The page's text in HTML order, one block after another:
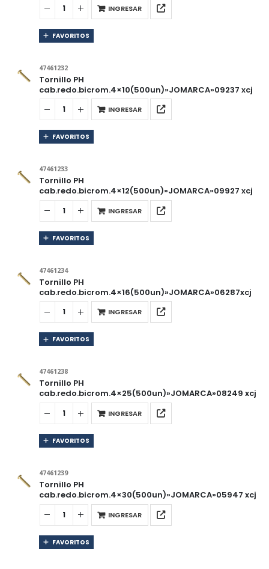
INGRESAR
FAVORITOS
47461232
Tornillo PH
cab.redo.bicrom.4×10(500un)»JOMARCA»09237 xcj
INGRESAR
FAVORITOS
47461233
Tornillo PH
cab.redo.bicrom.4×12(500un)»JOMARCA»09927 xcj
INGRESAR
FAVORITOS
47461234
Tornillo PH
cab.redo.bicrom.4×16(500un)»JOMARCA»06287xcj
INGRESAR
FAVORITOS
47461238
Tornillo PH
cab.redo.bicrom.4×25(500un)»JOMARCA»08249 xcj
INGRESAR
FAVORITOS
47461239
Tornillo PH
cab.redo.bicrom.4×30(500un)»JOMARCA»05947 xcj
INGRESAR
FAVORITOS